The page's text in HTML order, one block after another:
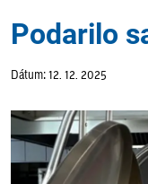
Podarilo
Dátum: 12. 12. 2025